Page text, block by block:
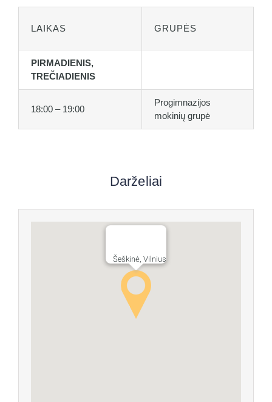
LAIKAS GRUPĖS
PIRMADIENIS,
TREČIADIENIS
18:00 – 19:00
Progimnazijos
mokinių grupė
Darželiai
Šeškinė, Vilnius